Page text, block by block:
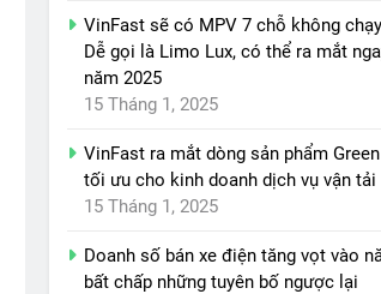
VinFast sẽ có MPV 7 chỗ không
Dễ gọi là Limo Lux, có thể ra mắt
năm 2025
15 Tháng 1, 2025
VinFast ra mắt dòng sản phẩm
tối ưu cho kinh doanh dịch vụ vận tải
15 Tháng 1, 2025
Doanh số bán xe điện tăng vọt vào
bất chấp những tuyên bố ngược lại